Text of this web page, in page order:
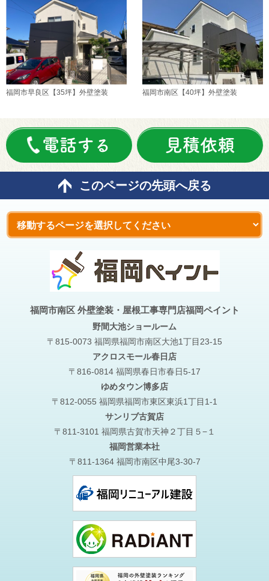
福岡市早良区【35坪】外壁塗装 福岡市南区【40坪】外壁塗装
電話する 見積依頼
このページの先頭へ戻る
福岡市南区 外壁塗装・屋根工事専門店福岡ペイント
野間大池ショールーム
〒815-0073 福岡県福岡市南区大池1丁目23-15
アクロスモール春日店
〒816-0814 福岡県春日市春日5-17
ゆめタウン博多店
〒812-0055 福岡県福岡市東区東浜1丁目1-1
サンリブ古賀店
〒811-3101 福岡県古賀市天神２丁目５−１
福岡営業本社
〒811-1364 福岡市南区中尾3-30-7